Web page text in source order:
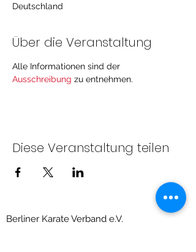
Deutschland
Über die Veranstaltung
Alle Informationen sind der
Ausschreibung zu entnehmen.
Diese Veranstaltung teilen
Berliner Karate Verband e.V.